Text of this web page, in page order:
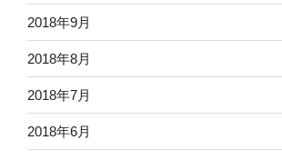
2018年9月
2018年8月
2018年7月
2018年6月